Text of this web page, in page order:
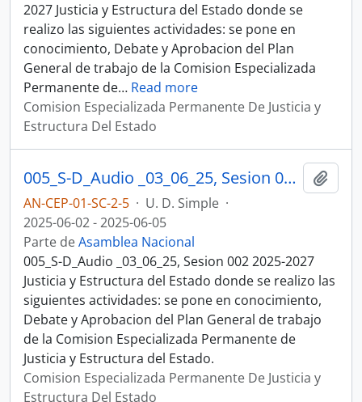
2027 Justicia y Estructura del Estado donde se
realizo las siguientes actividades: se pone en
conocimiento, Debate y Aprobacion del Plan
General de trabajo de la Comision Especializada
Permanente de… Read more
Comision Especializada Permanente De Justicia y
Estructura Del Estado
005_S-D_Audio _03_06_25, Sesion 002 Justicia y Estructura del Estado
AN-CEP-01-SC-2-5 · U. D. Simple ·
2025-06-02 - 2025-06-05
Parte deAsamblea Nacional
005_S-D_Audio _03_06_25, Sesion 002 2025-2027
Justicia y Estructura del Estado donde se realizo las
siguientes actividades: se pone en conocimiento,
Debate y Aprobacion del Plan General de trabajo
de la Comision Especializada Permanente de
Justicia y Estructura del Estado.
Comision Especializada Permanente De Justicia y
Estructura Del Estado